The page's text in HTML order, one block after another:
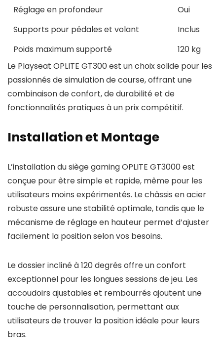
Réglage en profondeur
Oui
Supports pour pédales et volant
Inclus
Poids maximum supporté
120 kg
Le Playseat OPLITE GT300 est un choix solide pour les
passionnés de simulation de course, offrant une
combinaison de confort, de durabilité et de
fonctionnalités pratiques à un prix compétitif.
Installation et Montage
L’installation du siège gaming OPLITE GT3000 est
conçue pour être simple et rapide, même pour les
utilisateurs moins expérimentés. Le châssis en acier
robuste assure une stabilité optimale, tandis que le
mécanisme de réglage en hauteur permet d’ajuster
facilement la position selon vos besoins.
Le dossier incliné à 120 degrés offre un confort
exceptionnel pour les longues sessions de jeu. Les
accoudoirs ajustables et rembourrés ajoutent une
touche de personnalisation, permettant aux
utilisateurs de trouver la position idéale pour leurs
bras.